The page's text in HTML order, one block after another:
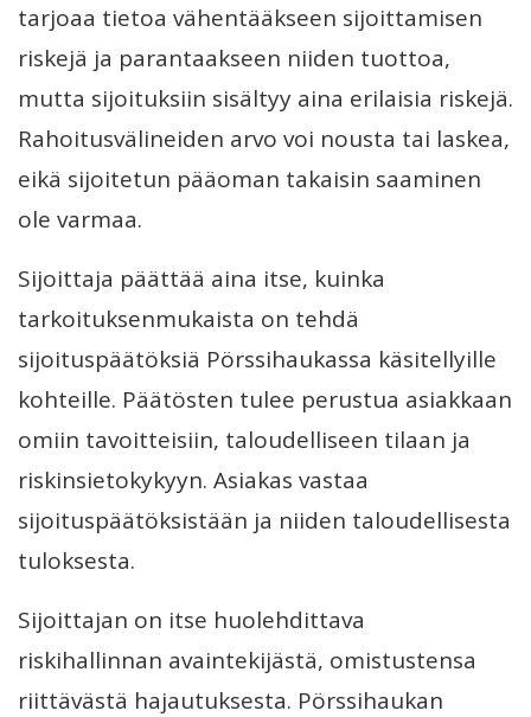
tarjoaa tietoa vähentääkseen sijoittamisen
riskejä ja parantaakseen niiden tuottoa,
mutta sijoituksiin sisältyy aina erilaisia riskejä.
Rahoitusvälineiden arvo voi nousta tai laskea,
eikä sijoitetun pääoman takaisin saaminen
ole varmaa.
Sijoittaja päättää aina itse, kuinka
tarkoituksenmukaista on tehdä
sijoituspäätöksiä Pörssihaukassa käsitellyille
kohteille. Päätösten tulee perustua asiakkaan
omiin tavoitteisiin, taloudelliseen tilaan ja
riskinsietokykyyn. Asiakas vastaa
sijoituspäätöksistään ja niiden taloudellisesta
tuloksesta.
Sijoittajan on itse huolehdittava
riskihallinnan avaintekijästä, omistustensa
riittävästä hajautuksesta. Pörssihaukan